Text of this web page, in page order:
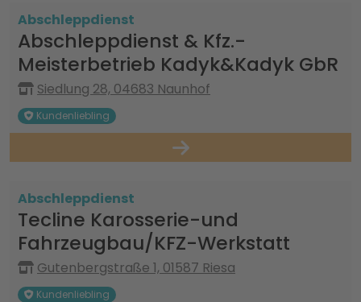
Abschleppdienst
Abschleppdienst & Kfz.-
Meisterbetrieb Kadyk&Kadyk GbR
Siedlung 28, 04683 Naunhof
Kundenliebling
Abschleppdienst
Tecline Karosserie-und
Fahrzeugbau/KFZ-Werkstatt
Gutenbergstraße 1, 01587 Riesa
Kundenliebling